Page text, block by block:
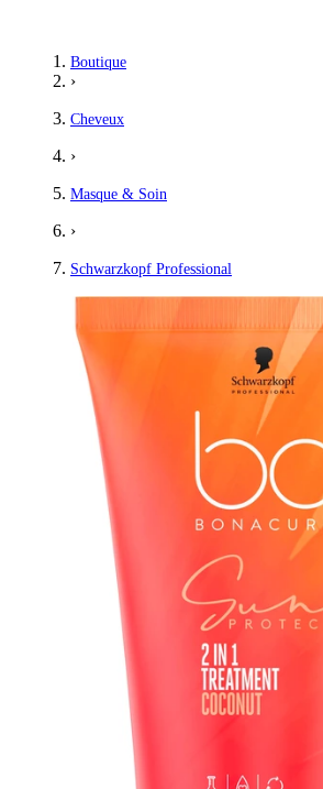
Boutique
›
Cheveux
›
Masque & Soin
›
Schwarzkopf Professional